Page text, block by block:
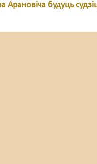
Арановіча будуць